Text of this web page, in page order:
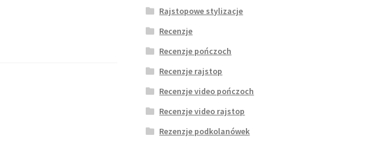
Rajstopowe stylizacje
Recenzje
Recenzje pończoch
Recenzje rajstop
Recenzje video pończoch
Recenzje video rajstop
Rezenzje podkolanówek